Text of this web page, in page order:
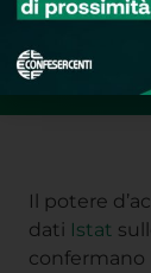
Il potere
dati Istat
confermano